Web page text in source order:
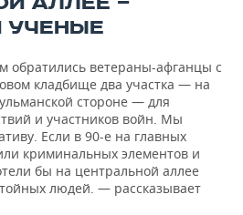
УЧЕНЫЕ
обратились ветераны-афганцы с
кладбище два участка — на
стороне — для
и участников войн. Мы
Если в 90-е на главных
криминальных элементов и
бы на центральной аллее
людей. — рассказывает